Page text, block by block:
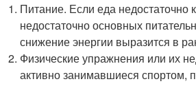
Питание. Если еда недостаточно
недостаточно основных
снижение энергии выразится в
Физические упражнения или их
активно занимавшиеся спортом,